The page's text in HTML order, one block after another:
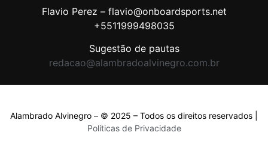
Flavio Perez – flavio@onboardsports.net
+5511999498035
Sugestão de pautas
redacao@alambradoalvinegro.com.br
Alambrado Alvinegro – © 2025 – Todos os direitos reservados |
Políticas de Privacidade